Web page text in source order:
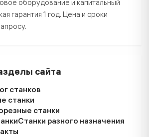
оборудование и капитальный
гарантия 1 год. Цена и сроки
сайта
станков
станки
станки
Станки разного назначения